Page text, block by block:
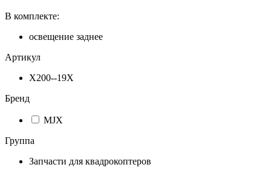
В комплекте:
освещение заднее
Артикул
Х200--19Х
Бренд
MJX
Группа
Запчасти для квадрокоптеров